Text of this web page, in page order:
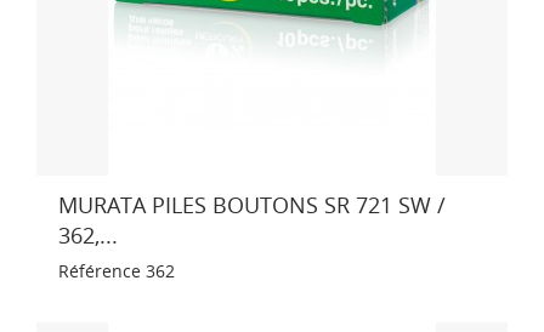
MURATA PILES BOUTONS SR 721 SW /
362,...
Référence 362